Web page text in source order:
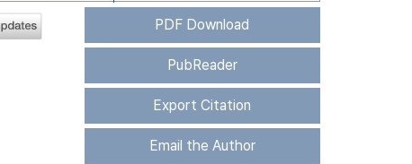
PDF Download
PubReader
Export Citation
Email the Author